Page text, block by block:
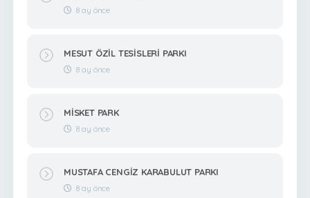
8 ay önce
MESUT ÖZİL TESİSLERİ PARKI
8 ay önce
MİSKET PARK
8 ay önce
MUSTAFA CENGİZ KARABULUT PARKI
8 ay önce